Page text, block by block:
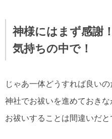
神様にはまず感謝
気持ちの中で！
じゃあ一体どうすれば良いの
神社でお祓いを進めておき
お祓いすることは間違いだ